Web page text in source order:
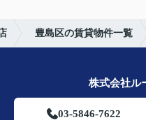
豊島区の賃貸物件一覧
株式会社
03-5846-7622